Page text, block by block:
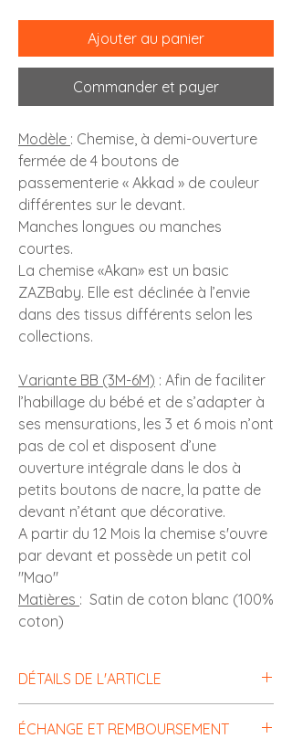
Ajouter au panier
Commander et payer
Modèle : Chemise, à demi-ouverture
fermée de 4 boutons de
passementerie « Akkad » de couleur
différentes sur le devant.
Manches longues ou manches
courtes.
La chemise «Akan» est un basic
ZAZBaby. Elle est déclinée à l’envie
dans des tissus différents selon les
collections.
Variante BB (3M-6M) : Afin de faciliter
l’habillage du bébé et de s’adapter à
ses mensurations, les 3 et 6 mois n’ont
pas de col et disposent d’une
ouverture intégrale dans le dos à
petits boutons de nacre, la patte de
devant n’étant que décorative.
A partir du 12 Mois la chemise s'ouvre
par devant et possède un petit col
"Mao"
Matières : Satin de coton blanc (100%
coton)
DÉTAILS DE L'ARTICLE
Afin de faciliter l’habillage du bébé et de
ÉCHANGE ET REMBOURSEMENT